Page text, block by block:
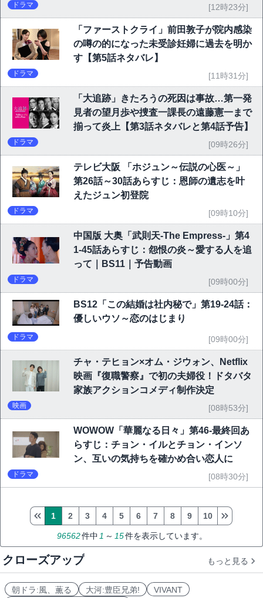
ドラマ [12時23分]
「ファーストクライ」前田敦子が院内感染
の噂の的になった未受診妊婦に過去を明か
す【第5話ネタバレ】
ドラマ [11時31分]
「大追跡」きたろうの死因は事故…第一発
見者の望月歩や捜査一課長の遠藤憲一まで
揃って炎上【第3話ネタバレと第4話予告】
ドラマ [09時26分]
テレビ大阪 「ホジュン～伝説の心医～」
第26話～30話あらすじ：恩師の遺志を叶
えたジュン初登院
ドラマ [09時10分]
中国版 大奥「武則天-The Empress-」第4
1-45話あらすじ：怨恨の炎～愛する人を追
って｜BS11｜予告動画
ドラマ [09時00分]
BS12「この結婚は社内秘で」第19-24話：
優しいウソ～恋のはじまり
ドラマ [09時00分]
チャ・テヒョン×オム・ジウォン、Netflix
映画『復職警察』で初の夫婦役！ドタバタ
家族アクションコメディ制作決定
映画 [08時53分]
WOWOW「華麗なる日々」第46-最終回あ
らすじ：チョン・イルとチョン・インソ
ン、互いの気持ちを確かめ合い恋人に
ドラマ [08時30分]
96562件中 1 ～ 15件を表示しています。
1 2 3 4 5 6 7 8 9 10
クローズアップ もっと見る
朝ドラ:風、薫る 大河:豊臣兄弟!
VIVANT